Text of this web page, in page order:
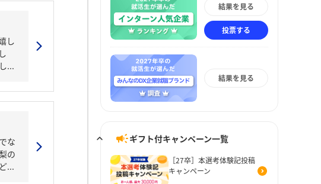
し
...
な
の
...
結果を見る
投票する
結果を見る
ギフト付キャンペーン一覧
［27卒］本選考体験記投稿
キャンペーン